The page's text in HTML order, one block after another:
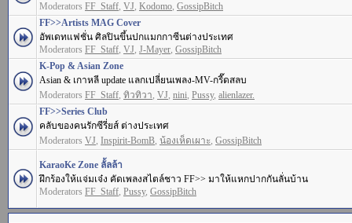
Moderators FF_Staff, VJ, Kodomo, GossipBitch
FF>>Artists MAG Cover
อัพเดทแฟชั่น ศิลปินขึ้นปกแมกกาซีนต่างประเทศ
Moderators FF_Staff, VJ, J-Mayer, GossipBitch
K-Pop & Asian Zone
Asian & เกาหลี update แลกเปลี่ยนเพลง-MV-กรี๊ดสลบ
Moderators FF_Staff, ทิวทิวา, VJ, nini, Pussy, alienlazer.
FF>>Series Club
คลับของคนรักซีรี่ยส์ ต่างประเทศ
Moderators VJ, Inspirit-BomB, น้องเห็ดเผาะ, GossipBitch
KaraoKe Zone ลั้ลล้า
ฝึกร้องให้แจ่มเจ๋ง คัดเพลงสไตล์ชาว FF>> มาให้แหกปากกันลั่นบ้าน
Moderators FF_Staff, Pussy, GossipBitch